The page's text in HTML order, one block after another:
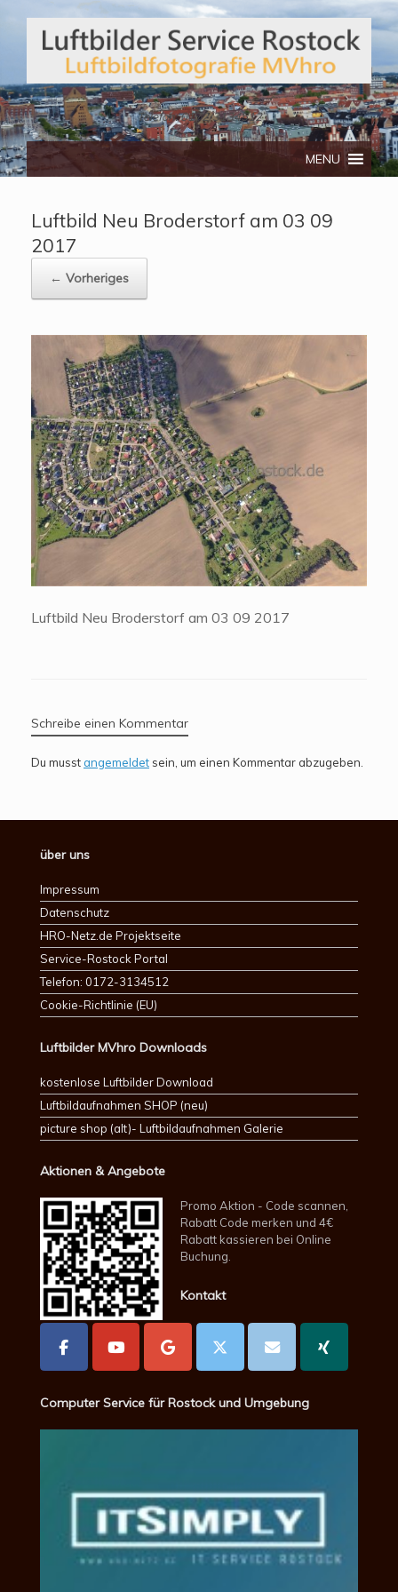
Telefon: 0172/3134512
MENU
Luftbild Neu Broderstorf am 03 09
2017
← Vorheriges
Luftbild Neu Broderstorf am 03 09 2017
Schreibe einen Kommentar
Du musst angemeldet sein, um einen Kommentar abzugeben.
über uns
Impressum
Datenschutz
HRO-Netz.de Projektseite
Service-Rostock Portal
Telefon: 0172-3134512
Cookie-Richtlinie (EU)
Luftbilder MVhro Downloads
kostenlose Luftbilder Download
Luftbildaufnahmen SHOP (neu)
picture shop (alt)- Luftbildaufnahmen Galerie
Aktionen & Angebote
Promo Aktion - Code scannen,
Rabatt Code merken und 4€
Rabatt kassieren bei Online
Buchung.
Kontakt
Computer Service für Rostock und Umgebung